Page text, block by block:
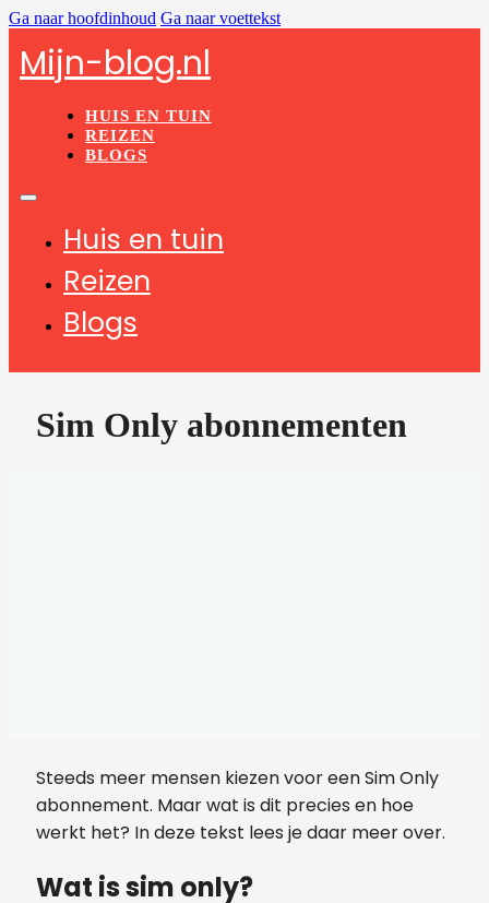
Ga naar hoofdinhoud Ga naar voettekst
Mijn-blog.nl
HUIS EN TUIN
REIZEN
BLOGS
Huis en tuin
Reizen
Blogs
Sim Only abonnementen
Steeds meer mensen kiezen voor een Sim Only
abonnement. Maar wat is dit precies en hoe
werkt het? In deze tekst lees je daar meer over.
Wat is sim only?